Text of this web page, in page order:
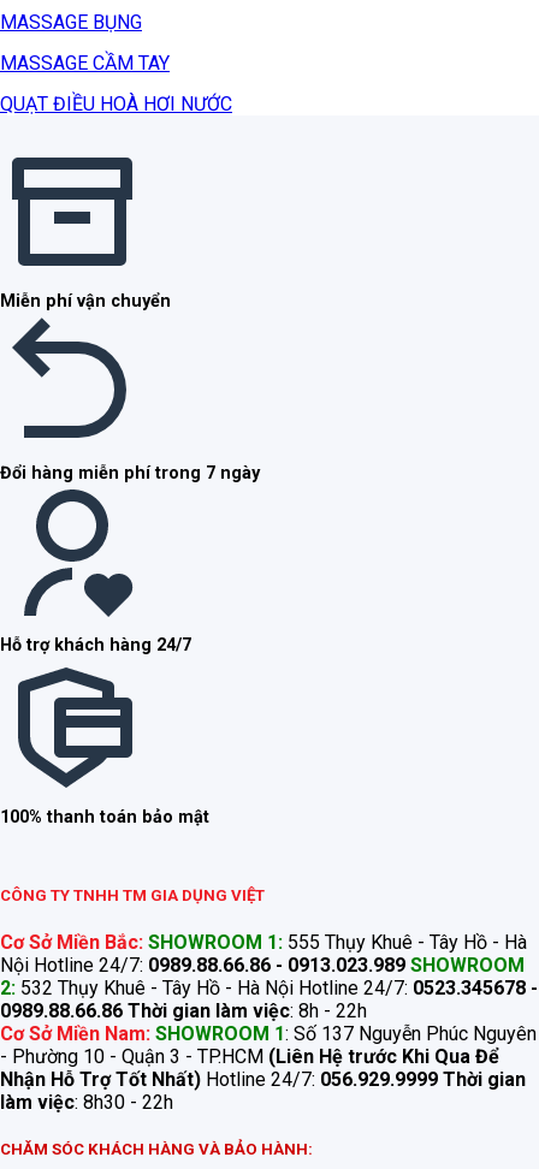
MASSAGE BỤNG
MASSAGE CẦM TAY
QUẠT ĐIỀU HOÀ HƠI NƯỚC
Miễn phí vận chuyển
Đổi hàng miễn phí trong 7 ngày
Hỗ trợ khách hàng 24/7
100% thanh toán bảo mật
CÔNG TY TNHH TM GIA DỤNG VIỆT
Cơ Sở Miền Bắc: SHOWROOM 1: 555 Thụy Khuê - Tây Hồ - Hà
Nội Hotline 24/7: 0989.88.66.86 - 0913.023.989 SHOWROOM
2: 532 Thụy Khuê - Tây Hồ - Hà Nội Hotline 24/7: 0523.345678 -
0989.88.66.86 Thời gian làm việc: 8h - 22h
Cơ Sở Miền Nam: SHOWROOM 1: Số 137 Nguyễn Phúc Nguyên
- Phường 10 - Quận 3 - TP.HCM (Liên Hệ trước Khi Qua Để
Nhận Hỗ Trợ Tốt Nhất) Hotline 24/7: 056.929.9999 Thời gian
làm việc: 8h30 - 22h
CHĂM SÓC KHÁCH HÀNG VÀ BẢO HÀNH: